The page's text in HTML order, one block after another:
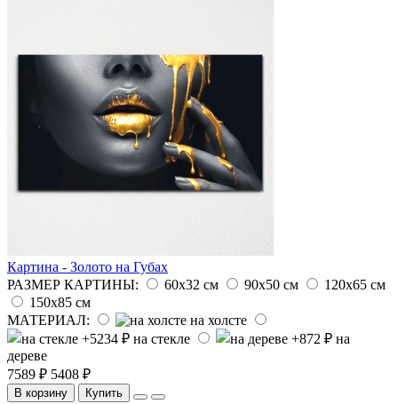
Картина - Золото на Губах
РАЗМЕР КАРТИНЫ:
60х32 см 90х50 см
120х65 см
150х85 см
МАТЕРИАЛ:
на холсте
на стекле
на
дереве
7589 ₽ 5408 ₽
В корзину Купить